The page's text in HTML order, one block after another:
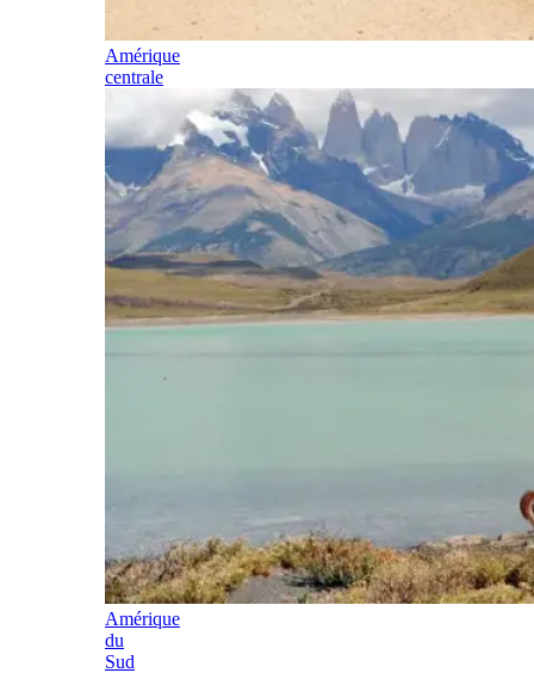
Amérique
centrale
Amérique
du
Sud